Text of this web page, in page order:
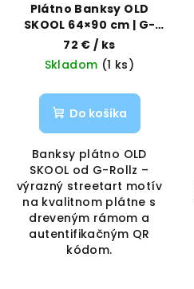
Plátno Banksy OLD
SKOOL 64×90 cm | G-
Rollz | Vaporama
72 €/ ks
Skladom (1 ks)
Do košíka
Banksy plátno OLD
SKOOL od G-Rollz –
výrazný streetart motív
na kvalitnom plátne s
dreveným rámom a
autentifikačným QR
kódom.